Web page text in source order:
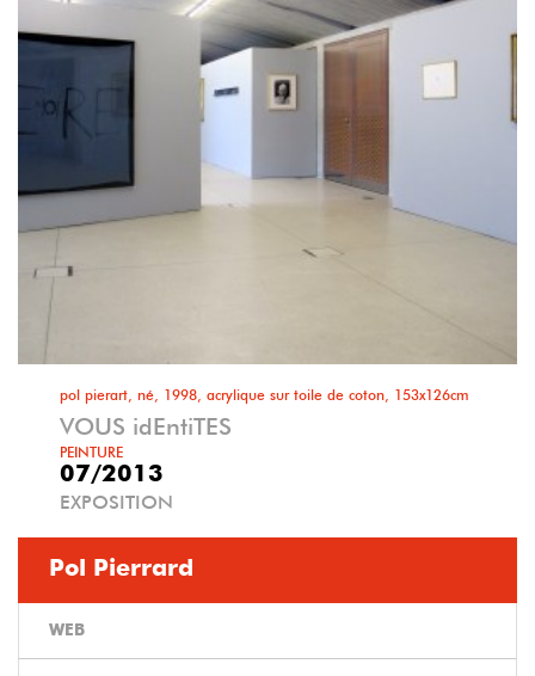
pol pierart, né, 1998, acrylique sur toile de coton, 153x126cm
VOUS idEntiTES
PEINTURE
07/2013
EXPOSITION
Pol Pierrard
WEB